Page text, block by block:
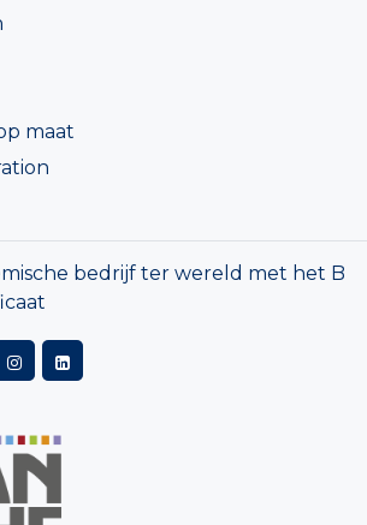
maat
bedrijf ter wereld met het B